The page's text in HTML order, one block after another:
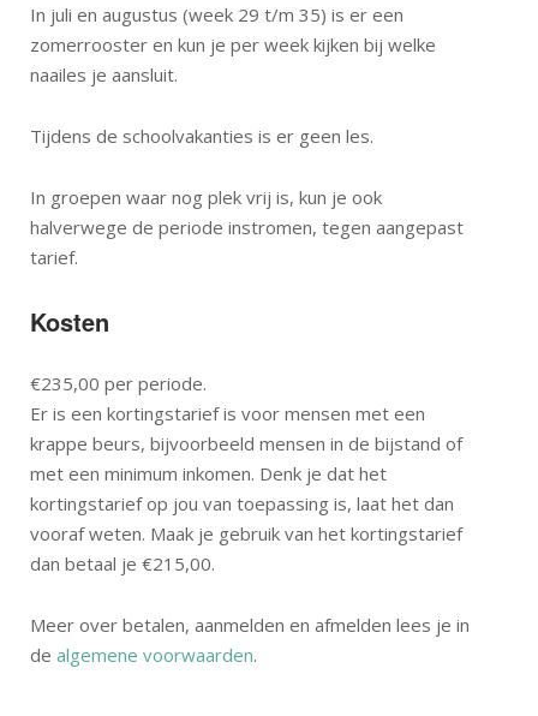
In juli en augustus (week 29 t/m 35) is er een
zomerrooster en kun je per week kijken bij welke
naailes je aansluit.
Tijdens de schoolvakanties is er geen les.
In groepen waar nog plek vrij is, kun je ook
halverwege de periode instromen, tegen aangepast
tarief.
Kosten
€235,00 per periode.
Er is een kortingstarief is voor mensen met een
krappe beurs, bijvoorbeeld mensen in de bijstand of
met een minimum inkomen. Denk je dat het
kortingstarief op jou van toepassing is, laat het dan
vooraf weten. Maak je gebruik van het kortingstarief
dan betaal je €215,00.
Meer over betalen, aanmelden en afmelden lees je in
de algemene voorwaarden.